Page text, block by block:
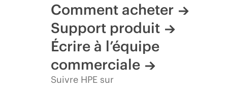
Comment acheter
Support produit
Écrire à l’équipe
commerciale
Suivre HPE sur